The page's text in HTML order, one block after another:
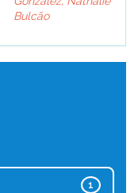
Bulcão
1